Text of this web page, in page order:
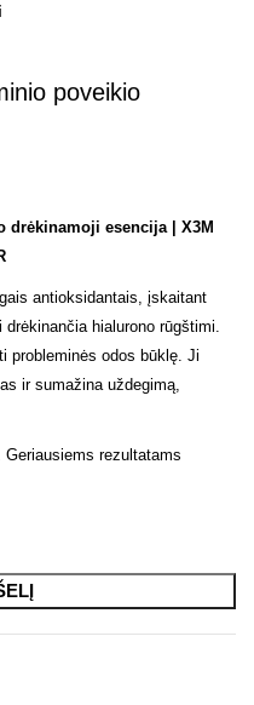
poveikio
drėkinamoji esencija | X3M
antioksidantais, įskaitant
hialurono rūgštimi.
probleminės odos būklę. Ji
ir sumažina uždegimą,
rezultatams